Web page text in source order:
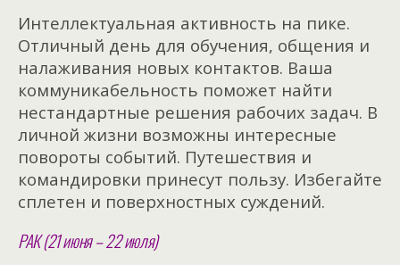
Интеллектуальная активность на пике.
Отличный день для обучения, общения и
налаживания новых контактов. Ваша
коммуникабельность поможет найти
нестандартные решения рабочих задач. В
личной жизни возможны интересные
повороты событий. Путешествия и
командировки принесут пользу. Избегайте
сплетен и поверхностных суждений.
РАК (21 июня – 22 июля)